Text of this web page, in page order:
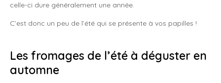
celle-ci dure généralement une année.
C’est donc un peu de l’été qui se présente à vos papilles !
Les fromages de l’été à déguster en
automne